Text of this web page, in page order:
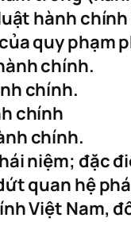
hành chính
quy phạm
chính.
chính.
chính
chính.
niệm; đặc
quan hệ
Việt Nam,